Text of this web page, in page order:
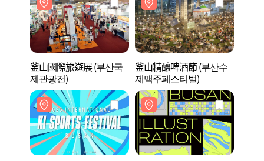
釜山國際旅遊展 (부산국
제관광전)
釜山精釀啤酒節 (부산수
제맥주페스티벌)